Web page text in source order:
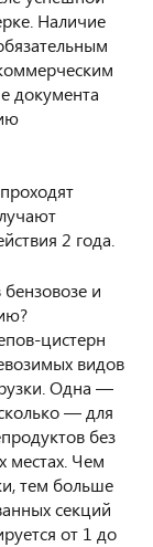
Наличие
документа
2 года.
и
цистерн
видов
Одна —
— для
без
местах. Чем
тем больше
секций
от 1 до